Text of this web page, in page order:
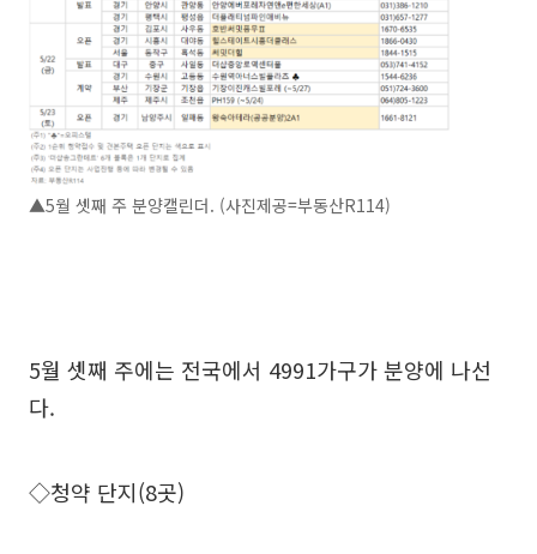
▲5월 셋째 주 분양캘린더. (사진제공=부동산R114)
5월 셋째 주에는 전국에서 4991가구가 분양에 나선
다.
◇청약 단지(8곳)